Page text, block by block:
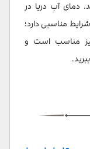
دمای آب دریا در
شرایط مناسبی دارد؛
مناسب است و